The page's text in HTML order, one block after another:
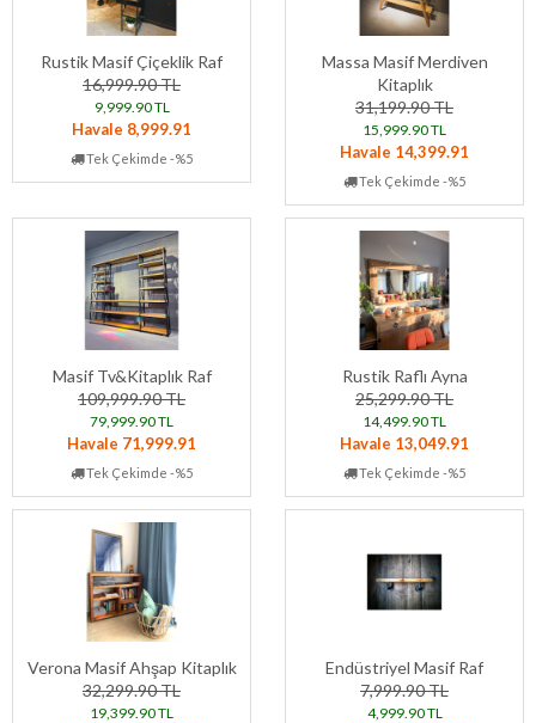
Rustik Masif Çiçeklik Raf
16,999.90 TL
9,999.90 TL
Havale 8,999.91
Tek Çekimde -%5
Massa Masif Merdiven
Kitaplık
31,199.90 TL
15,999.90 TL
Havale 14,399.91
Tek Çekimde -%5
Masif Tv&Kitaplık Raf
109,999.90 TL
79,999.90 TL
Havale 71,999.91
Tek Çekimde -%5
Rustik Raflı Ayna
25,299.90 TL
14,499.90 TL
Havale 13,049.91
Tek Çekimde -%5
Verona Masif Ahşap Kitaplık
32,299.90 TL
19,399.90 TL
Endüstriyel Masif Raf
7,999.90 TL
4,999.90 TL